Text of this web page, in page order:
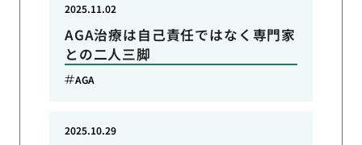
AGA治療は自己責任ではなく専門家
との二人三脚
2025.11.02
AGA
2025.10.29